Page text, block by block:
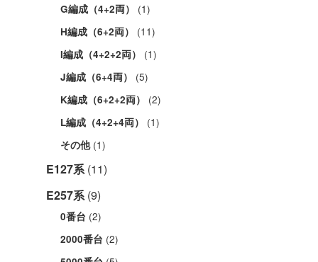
G編成（4+2両） (1)
H編成（6+2両） (11)
I編成（4+2+2両） (1)
J編成（6+4両） (5)
K編成（6+2+2両） (2)
L編成（4+2+4両） (1)
その他(1)
E127系(11)
E257系(9)
0番台 (2)
2000番台 (2)